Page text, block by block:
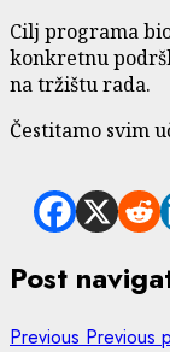
Cilj programa
konkretnu
na tržištu rada.
Čestitamo svim
Post
Previous Previous